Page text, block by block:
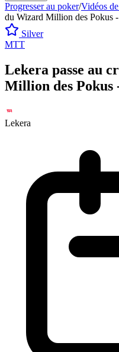
Progresser au poker/Vidéos
du Wizard Million des Pokus -
Silver
MTT
Lekera passe au
Million des Pokus
Lekera